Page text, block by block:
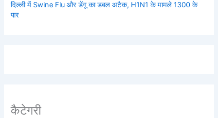
दिल्ली में Swine Flu और डेंगू का डबल अटैक, H1N1 के मामले 1300 के
पार
कैटेगरी